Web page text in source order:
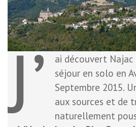
J’
ai découvert Najac
séjour en solo en
Septembre 2015.
aux sources et de
naturellement